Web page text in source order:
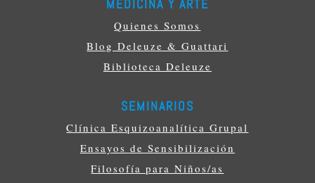
MEDICINA Y ARTE
Quienes Somos
Blog Deleuze & Guattari
Biblioteca Deleuze
SEMINARIOS
Clínica Esquizoanalítica Grupal
Ensayos de Sensibilización
Filosofía para Niños/as